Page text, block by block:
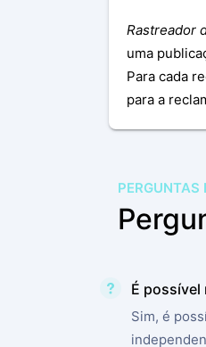
Rastreador
uma
Para cada
para a
PERGUNTAS
É possível
Sim, é